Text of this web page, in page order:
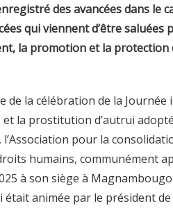
des avancées dans le
qui viennent d’être
la promotion et la
de la célébration de la
la prostitution d’autrui
l’Association pour la
humains, communément
à son siège à
était animée par le président